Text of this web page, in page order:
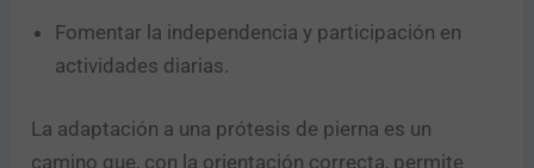
Fomentar la independencia y participación en
actividades diarias.
La adaptación a una prótesis de pierna es un
camino que, con la orientación correcta, permite